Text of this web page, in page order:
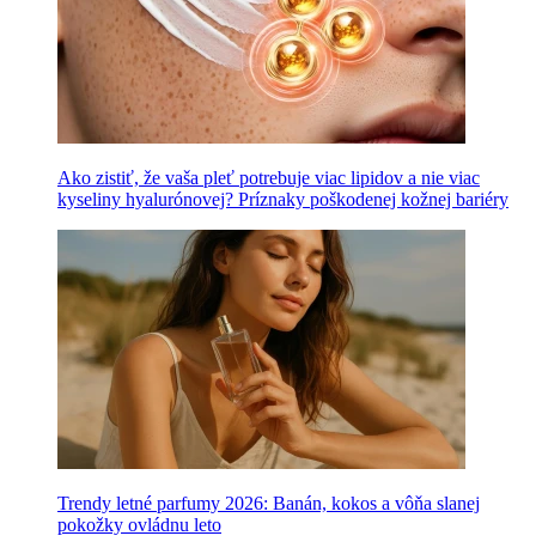
Ako zistiť, že vaša pleť potrebuje viac lipidov a nie viac
kyseliny hyalurónovej? Príznaky poškodenej kožnej bariéry
Trendy letné parfumy 2026: Banán, kokos a vôňa slanej
pokožky ovládnu leto